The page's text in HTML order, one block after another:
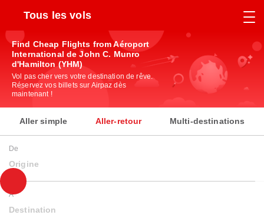
Tous les vols
Find Cheap Flights from Aéroport
International de John C. Munro
d'Hamilton (YHM)
Vol pas cher vers votre destination de rêve.
Réservez vos billets sur Airpaz dès
maintenant !
Aller simple Aller-retour Multi-destinations
De
Origine
À
Destination